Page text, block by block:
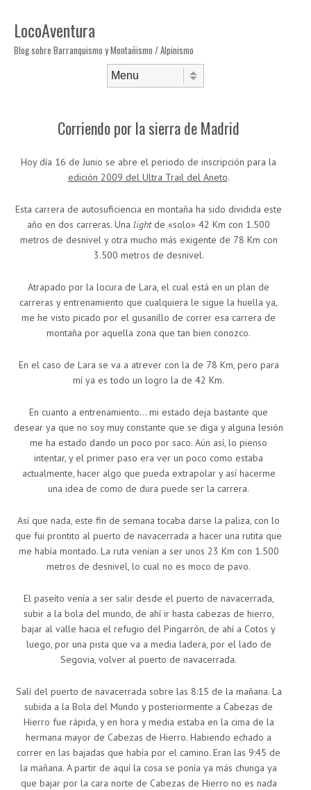
LocoAventura
Blog sobre Barranquismo y Montañismo / Alpinismo
Corriendo por la sierra de Madrid
Hoy día 16 de Junio se abre el periodo de inscripción para la
edición 2009 del Ultra Trail del Aneto.
Esta carrera de autosuficiencia en montaña ha sido dividida este
año en dos carreras. Una lightde «solo» 42 Km con 1.500
metros de desnivel y otra mucho más exigente de 78 Km con
3.500 metros de desnivel.
Atrapado por la locura de Lara, el cual está en un plan de
carreras y entrenamiento que cualquiera le sigue la huella ya,
me he visto picado por el gusanillo de correr esa carrera de
montaña por aquella zona que tan bien conozco.
En el caso de Lara se va a atrever con la de 78 Km, pero para
mí ya es todo un logro la de 42 Km.
En cuanto a entrenamiento… mi estado deja bastante que
desear ya que no soy muy constante que se diga y alguna lesión
me ha estado dando un poco por saco. Aún así, lo pienso
intentar, y el primer paso era ver un poco como estaba
actualmente, hacer algo que pueda extrapolar y así hacerme
una idea de como de dura puede ser la carrera.
Así que nada, este fin de semana tocaba darse la paliza, con lo
que fui prontito al puerto de navacerrada a hacer una rutita que
me había montado. La ruta venían a ser unos 23 Km con 1.500
metros de desnivel, lo cual no es moco de pavo.
El paseíto venía a ser salir desde el puerto de navacerrada,
subir a la bola del mundo, de ahí ir hasta cabezas de hierro,
bajar al valle hacia el refugio del Pingarrón, de ahí a Cotos y
luego, por una pista que va a media ladera, por el lado de
Segovia, volver al puerto de navacerrada.
Salí del puerto de navacerrada sobre las 8:15 de la mañana. La
subida a la Bola del Mundo y posteriormente a Cabezas de
Hierro fue rápida, y en hora y media estaba en la cima de la
hermana mayor de Cabezas de Hierro. Habiendo echado a
correr en las bajadas que había por el camino. Eran las 9:45 de
la mañana. A partir de aquí la cosa se ponía ya más chunga ya
que bajar por la cara norte de Cabezas de Hierro no es nada